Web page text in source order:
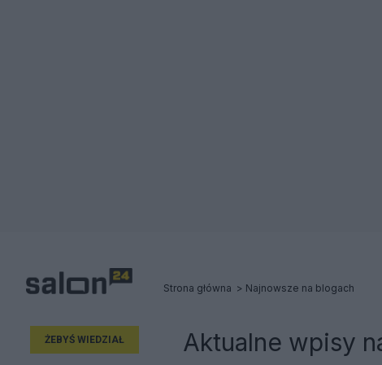
Strona główna Najnowsze na blogach
ŻEBYŚ WIEDZIAŁ Aktualne wpisy